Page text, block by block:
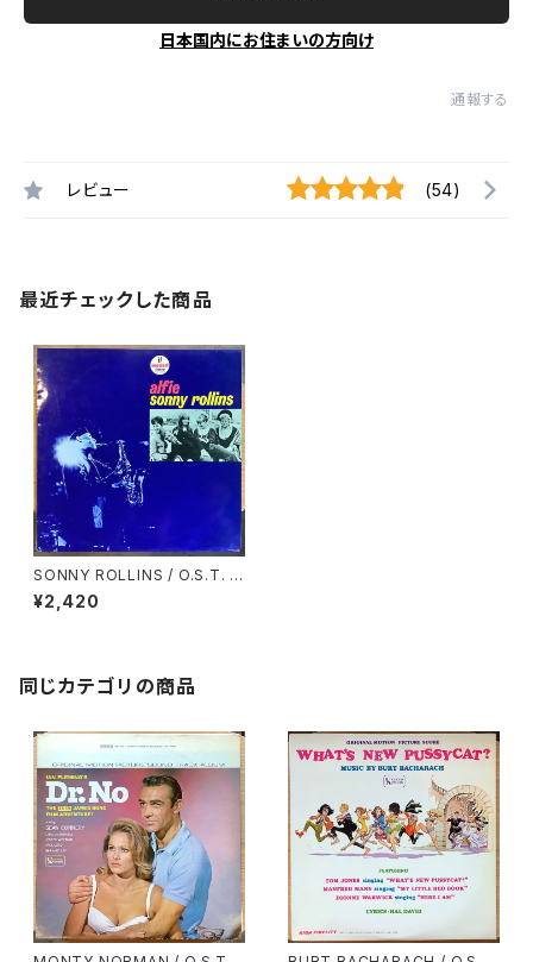
日本国内にお住まいの方向け
通報する
レビュー (54)
最近チェックした商品
SONNY ROLLINS / O.S.T. A
LFIE
¥2,420
同じカテゴリの商品